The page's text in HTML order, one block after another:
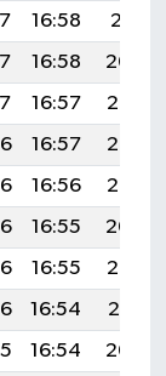
16:58
20:11
16:58
20:09
16:57
20:08
16:57
20:07
16:56
20:05
16:55
20:04
16:55
20:03
16:54
20:01
16:54
20:00